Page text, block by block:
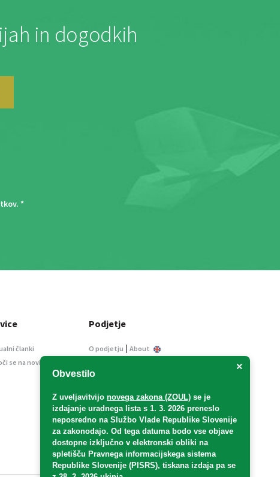
in dogodkih
. *
×
Obvestilo
Z uveljavitvijo novega zakona (ZOUL) se je
izdajanje uradnega lista s 1. 3. 2026 preneslo
neposredno na Službo Vlade Republike Slovenije
za zakonodajo. Od tega datuma bodo vse objave
dostopne izključno v elektronski obliki na
spletišču Pravnega informacijskega sistema
Republike Slovenije (PISRS), tiskana izdaja pa se
članki
se na novice
Podjetje
O podjetju | About
Informacije javnega
Oglaševanje
Splošni pogoji
Izjava o varstvu osebnih
podatkov
E-dražbe